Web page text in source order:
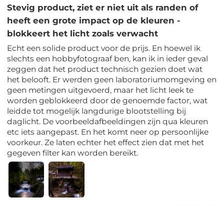
Stevig product, ziet er niet uit als randen of
heeft een grote impact op de kleuren -
blokkeert het licht zoals verwacht
Echt een solide product voor de prijs. En hoewel ik
slechts een hobbyfotograaf ben, kan ik in ieder geval
zeggen dat het product technisch gezien doet wat
het belooft. Er werden geen laboratoriumomgeving en
geen metingen uitgevoerd, maar het licht leek te
worden geblokkeerd door de genoemde factor, wat
leidde tot mogelijk langdurige blootstelling bij
daglicht. De voorbeeldafbeeldingen zijn qua kleuren
etc iets aangepast. En het komt neer op persoonlijke
voorkeur. Ze laten echter het effect zien dat met het
gegeven filter kan worden bereikt.